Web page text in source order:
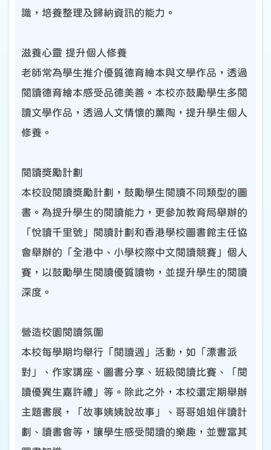
識，培養整理及歸納資訊的能力。
滋養心靈 提升個人修養
老師常為學生推介優質德育繪本與文學作品，透過
閱讀德育繪本感受品德美善。本校亦鼓勵學生多閱
讀文學作品，透過人文情懷的薰陶，提升學生個人
修養。
閱讀獎勵計劃
本校設閱讀獎勵計劃，鼓勵學生閱讀不同類型的圖
書。為提升學生的閱讀能力，更參加教育局舉辦的
「悅讀千里號」閱讀計劃和香港學校圖書館主任協
會舉辦的「全港中、小學校際中文閱讀競賽」個人
賽，以鼓勵學生閱讀優質讀物 ， 並提升學生的閱讀
深度。
營造校園閱讀氛圍
本校每學期均舉行「閱讀週」活動，如「漂書派
對」、作家講座 、 圖書分享、班級閱讀比賽、「閱
讀優異生嘉許禮」等。除此之外，本校還定期舉辦
主題書展，「故事姨姨說故事」、哥哥姐姐伴讀計
劃 、 讀書會等，讓學生感受閱讀的樂趣，並豐富其